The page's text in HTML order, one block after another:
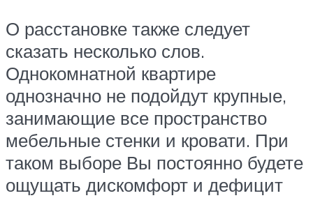
О расстановке также следует
сказать несколько слов.
Однокомнатной квартире
однозначно не подойдут крупные,
занимающие все пространство
мебельные стенки и кровати. При
таком выборе Вы постоянно будете
ощущать дискомфорт и дефицит